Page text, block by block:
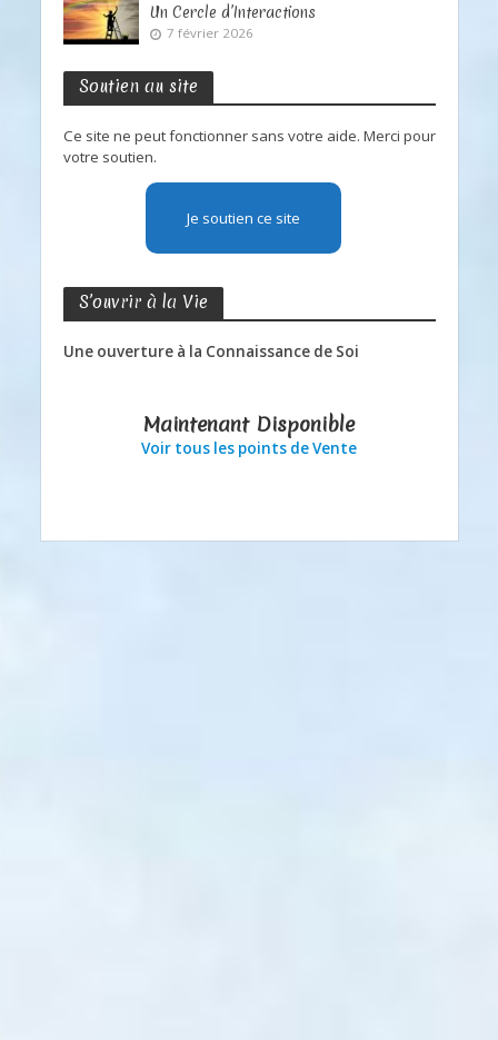
Un Cercle d’Interactions
7 février 2026
Soutien au site
Ce site ne peut fonctionner sans votre aide. Merci pour
votre soutien.
Je soutien ce site
S’ouvrir à la Vie
Une ouverture à la Connaissance de Soi
Maintenant Disponible
Voir tous les points de Vente